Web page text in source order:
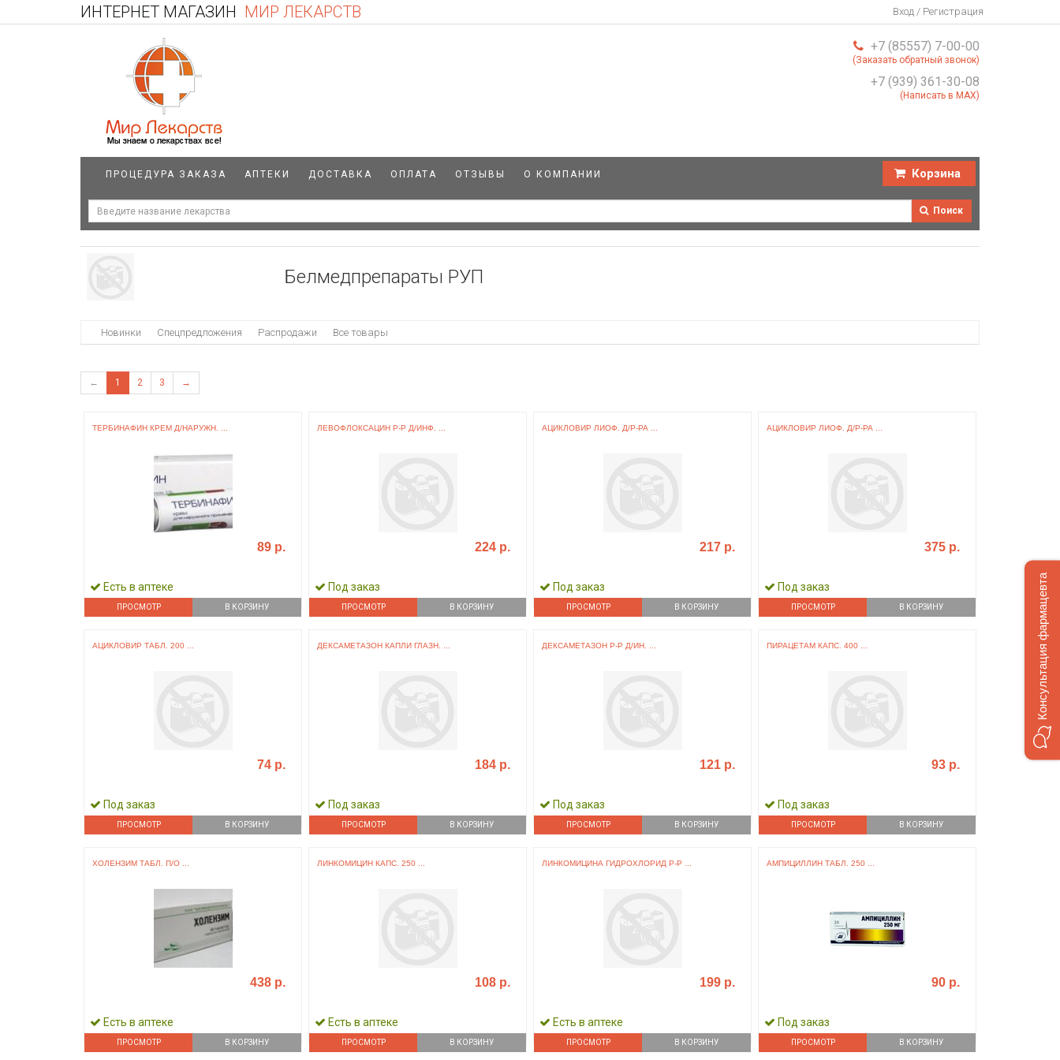
ИНТЕРНЕТ МАГАЗИН МИР ЛЕКАРСТВ Вход / Регистрация
+7 (85557) 7-00-00
(Заказать обратный звонок)
+7 (939) 361-30-08
(Написать в MAX)
ПРОЦЕДУРА ЗАКАЗА АПТЕКИ ДОСТАВКА ОПЛАТА ОТЗЫВЫ О КОМПАНИИ Корзина
Поиск
Белмедпрепараты РУП
Новинки Спецпредложения Распродажи Все товары
← 1 2 3 →
ТЕРБИНАФИН КРЕМ Д/НАРУЖН. ...
89 р.
Есть в аптеке
ПРОСМОТР В КОРЗИНУ
ЛЕВОФЛОКСАЦИН Р-Р Д/ИНФ. ...
224 р.
Под заказ
ПРОСМОТР В КОРЗИНУ
АЦИКЛОВИР ЛИОФ. Д/Р-РА ...
217 р.
Под заказ
ПРОСМОТР В КОРЗИНУ
АЦИКЛОВИР ЛИОФ. Д/Р-РА ...
375 р.
Под заказ
ПРОСМОТР В КОРЗИНУ
АЦИКЛОВИР ТАБЛ. 200 ...
74 р.
Под заказ
ПРОСМОТР В КОРЗИНУ
ДЕКСАМЕТАЗОН КАПЛИ ГЛАЗН. ...
184 р.
Под заказ
ПРОСМОТР В КОРЗИНУ
ДЕКСАМЕТАЗОН Р-Р Д/ИН. ...
121 р.
Под заказ
ПРОСМОТР В КОРЗИНУ
ПИРАЦЕТАМ КАПС. 400 ...
93 р.
Под заказ
ПРОСМОТР В КОРЗИНУ
ХОЛЕНЗИМ ТАБЛ. П/О ...
438 р.
Есть в аптеке
ПРОСМОТР В КОРЗИНУ
ЛИНКОМИЦИН КАПС. 250 ...
108 р.
Есть в аптеке
ПРОСМОТР В КОРЗИНУ
ЛИНКОМИЦИНА ГИДРОХЛОРИД Р-Р ...
199 р.
Есть в аптеке
ПРОСМОТР В КОРЗИНУ
АМПИЦИЛЛИН ТАБЛ. 250 ...
90 р.
Под заказ
ПРОСМОТР В КОРЗИНУ
Консультация фармацевта